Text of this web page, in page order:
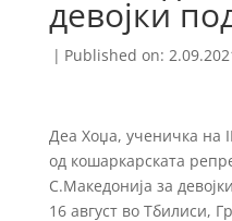
девојки
| Published on:
Деа Хоџа, ученичка на
од кошаркарската
С.Македонија за
16 август во Тбилиси,